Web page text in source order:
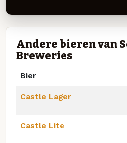
Andere bieren van
Breweries
Bier
Castle Lager
Castle Lite